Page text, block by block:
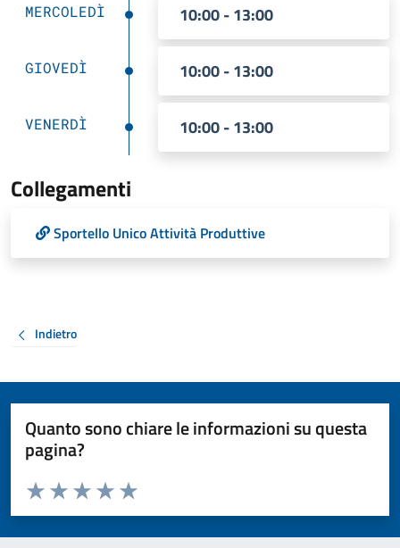
MERCOLEDÌ 10:00 - 13:00
GIOVEDÌ 10:00 - 13:00
VENERDÌ 10:00 - 13:00
Collegamenti
Sportello Unico Attività Produttive
Indietro
Quanto sono chiare le informazioni su questa
pagina?
Valuta da 1 a 5 stelle la pagina
Valuta 5 stelle su 5
Valuta 4 stelle su 5
Valuta 3 stelle su 5
Valuta 2 stelle su 5
Valuta 1 stelle su 5